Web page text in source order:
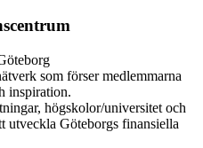
som förser medlemmarna
inspiration.
högskolor/universitet och
utveckla Göteborgs finansiella